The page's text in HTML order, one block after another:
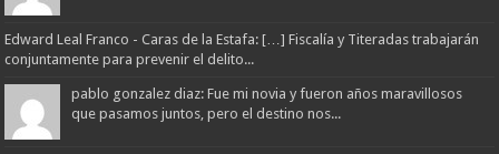
Edward Leal Franco - Caras de la Estafa: […] Fiscalía y Titeradas trabajarán
conjuntamente para prevenir el delito...
pablo gonzalez diaz: Fue mi novia y fueron años maravillosos
que pasamos juntos, pero el destino nos...